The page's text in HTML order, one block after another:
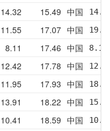
14.32 15.49 中国
11.55 17.07 中国
8.11 17.46 中国
12.42 17.78 中国
11.95 17.93 中国
13.91 18.22 中国
10.41 18.59 中国